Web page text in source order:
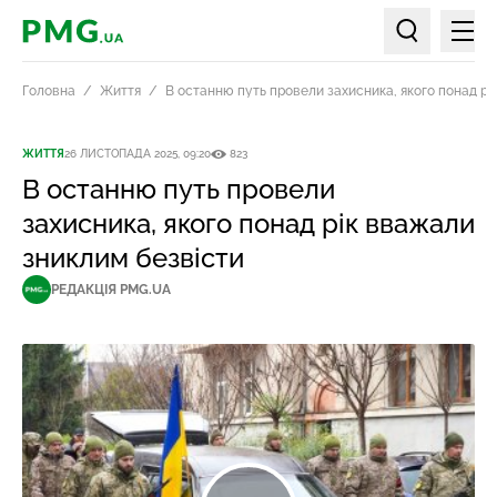
PMG.ua
Пошук по
Головна Життя В останню путь провели захисника, якого понад
ЖИТТЯ26 ЛИСТОПАДА 2025, 09:20 823
В останню путь провели
захисника, якого понад рік вважали
зниклим безвісти
РЕДАКЦІЯ PMG.UA